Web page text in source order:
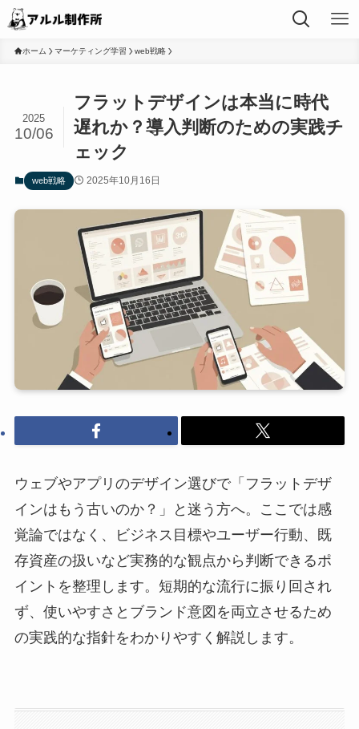
ホーム マーケティング学習 web戦略
フラットデザインは本当に時代
遅れか？導入判断のための実践チ
ェック
2025
10/06
web戦略 2025年10月16日
ウェブやアプリのデザイン選びで「フラットデザ
インはもう古いのか？」と迷う方へ。ここでは感
覚論ではなく、ビジネス目標やユーザー行動、既
存資産の扱いなど実務的な観点から判断できるポ
イントを整理します。短期的な流行に振り回され
ず、使いやすさとブランド意図を両立させるため
の実践的な指針をわかりやすく解説します。